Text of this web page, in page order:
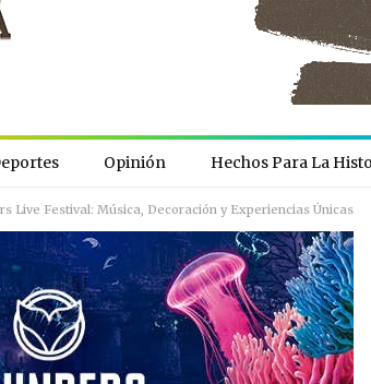
Opinión Hechos Para La
Live Festival: Música, Decoración y Experiencias Únicas